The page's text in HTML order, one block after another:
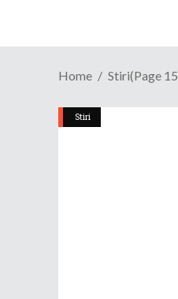
Home Stiri(Page
Stiri